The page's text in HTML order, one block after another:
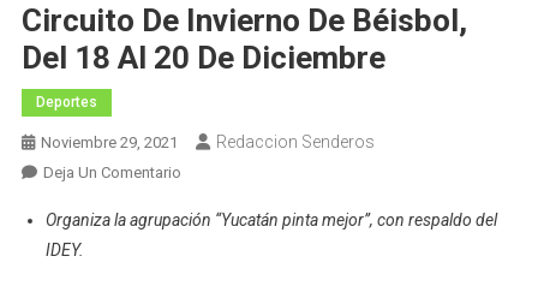
Circuito De Invierno De Béisbol,
Del 18 Al 20 De Diciembre
Deportes
Noviembre 29, 2021 Redaccion Senderos
Deja Un ComentarioEn
De
Organiza la agrupación “Yucatán pinta mejor”, con respaldo del
IDEY.